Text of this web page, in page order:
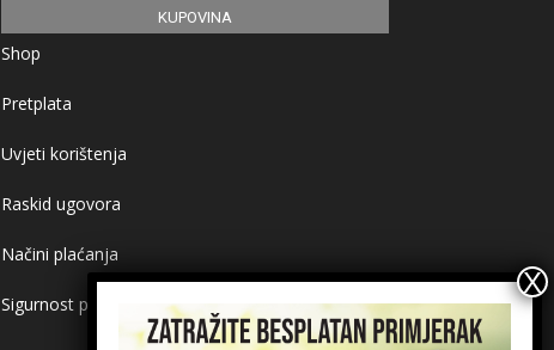
KUPOVINA
Shop
Pretplata
Uvjeti korištenja
Raskid ugovora
Načini plaćanja
Sigurnost plaćanja